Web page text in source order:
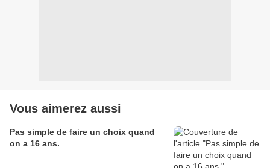
Vous aimerez aussi
Pas simple de faire un choix quand
on a 16 ans.